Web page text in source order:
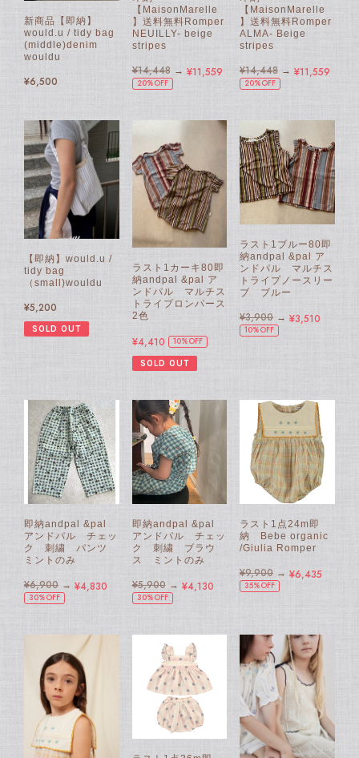
新商品【即納】
would.u / tidy bag
(middle)denim
wouldu
¥6,500
【MaisonMarelle
】送料無料Romper
NEUILLY- beige
stripes
¥14,448→ ¥11,559
20%OFF
【MaisonMarelle
】送料無料Romper
ALMA- Beige
stripes
¥14,448 → ¥11,559
20%OFF
【即納】would.u /
tidy bag
（small)wouldu
¥5,200
SOLD OUT
ラスト1カーキ80即
納andpal &pal ア
ンドパル マルチス
トライプロンパース
2色
¥4,410 10%OFF
SOLD OUT
ラスト1ブルー80即
納andpal &pal ア
ンドパル マルチス
トライプノースリー
ブ ブルー
¥3,900 → ¥3,510
10%OFF
即納andpal &pal
アンドパル チェッ
ク 刺繍 パンツ
ミントのみ
¥6,900 → ¥4,830
30%OFF
即納andpal &pal
アンドパル チェッ
ク 刺繍 ブラウ
ス ミントのみ
¥5,900→ ¥4,130
30%OFF
ラスト1点24m即
納 Bebe organic
/Giulia Romper
¥9,900 → ¥6,435
35%OFF